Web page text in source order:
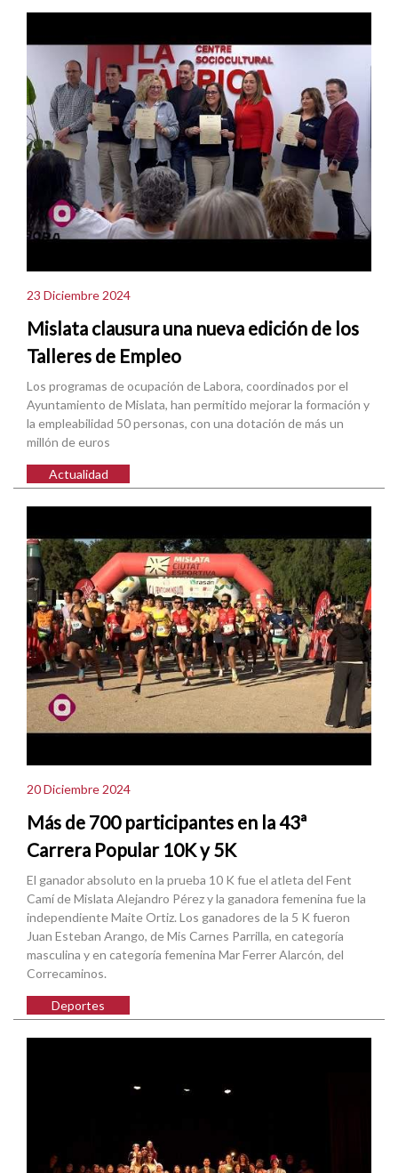
23 Diciembre 2024
Mislata clausura una nueva edición de los
Talleres de Empleo
Los programas de ocupación de Labora, coordinados por el
Ayuntamiento de Mislata, han permitido mejorar la formación y
la empleabilidad 50 personas, con una dotación de más un
millón de euros
Actualidad
20 Diciembre 2024
Más de 700 participantes en la 43ª
Carrera Popular 10K y 5K
El ganador absoluto en la prueba 10 K fue el atleta del Fent
Camí de Mislata Alejandro Pérez y la ganadora femenina fue la
independiente Maite Ortiz. Los ganadores de la 5 K fueron
Juan Esteban Arango, de Mis Carnes Parrilla, en categoría
masculina y en categoría femenina Mar Ferrer Alarcón, del
Correcaminos.
Deportes